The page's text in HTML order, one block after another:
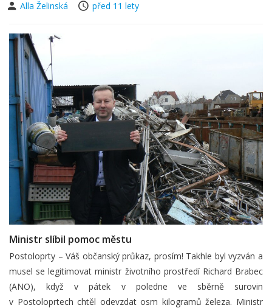
Alla Želinská
před 11 lety
Ministr slíbil pomoc městu
Postoloprty – Váš občanský průkaz, prosím! Takhle byl vyzván a
musel se legitimovat ministr životního prostředí Richard Brabec
(ANO), když v pátek v poledne ve sběrně surovin
v Postoloprtech chtěl odevzdat osm kilogramů železa. Ministr